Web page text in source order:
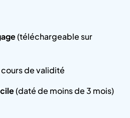
(téléchargeable sur
cours de validité
(daté de moins de 3 mois)